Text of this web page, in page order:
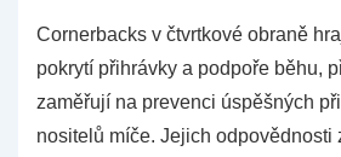
Cornerbacks v čtvrtkové obraně
pokrytí přihrávky a podpoře běhu,
zaměřují na prevenci úspěšných
nositelů míče. Jejich odpovědnosti